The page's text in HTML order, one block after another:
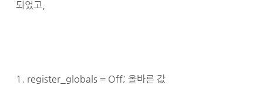
되었고,
1. register_globals = Off; 올바른 값